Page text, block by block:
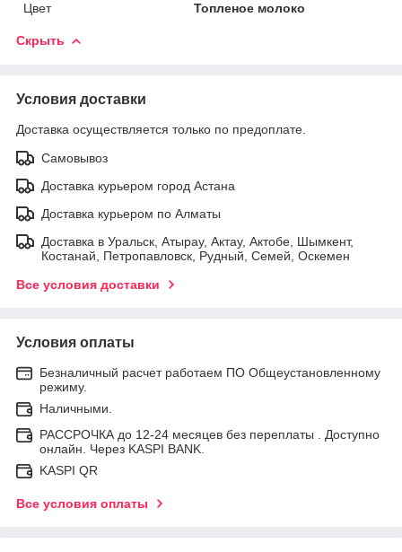
Цвет Топленое молоко
Скрыть
Условия доставки
Доставка осуществляется только по предоплате.
Самовывоз
Доставка курьером город Астана
Доставка курьером по Алматы
Доставка в Уральск, Атырау, Актау, Актобе, Шымкент,
Костанай, Петропавловск, Рудный, Семей, Оскемен
Все условия доставки
Условия оплаты
Безналичный расчет работаем ПО Общеустановленному
режиму.
Наличными.
РАССРОЧКА до 12-24 месяцев без переплаты . Доступно
онлайн. Через KASPI BANK.
KASPI QR
Все условия оплаты